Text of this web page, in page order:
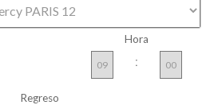
Hora
:
Regreso